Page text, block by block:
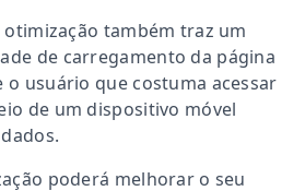
também traz um
de carregamento da página
o usuário que costuma acessar
de um dispositivo móvel
poderá melhorar o seu